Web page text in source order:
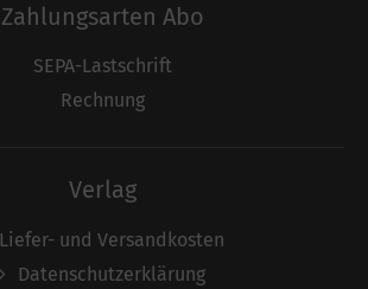
Zahlungsarten Abo
SEPA-Lastschrift
Rechnung
Verlag
Liefer- und Versandkosten
Datenschutzerklärung